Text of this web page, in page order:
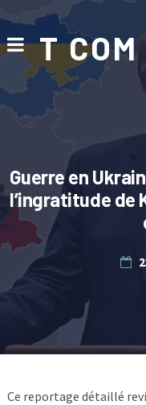
T
Guerre en
l’ingratitude de
Ce reportage détaillé